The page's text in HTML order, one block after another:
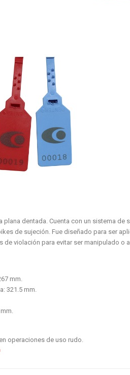
dentada. Cuenta con un sistema
de sujeción. Fue diseñado para ser
de violación para evitar ser manipulado o
mm.
321.5 mm.
operaciones de uso rudo.